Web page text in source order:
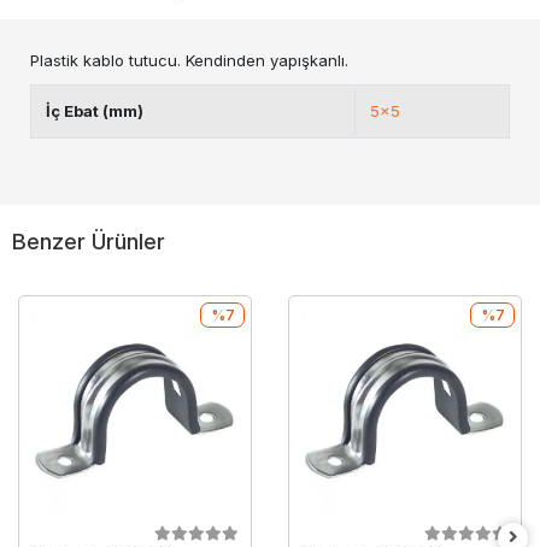
Plastik kablo tutucu. Kendinden yapışkanlı.
İç Ebat (mm) 5x5
Benzer Ürünler
%7 %7